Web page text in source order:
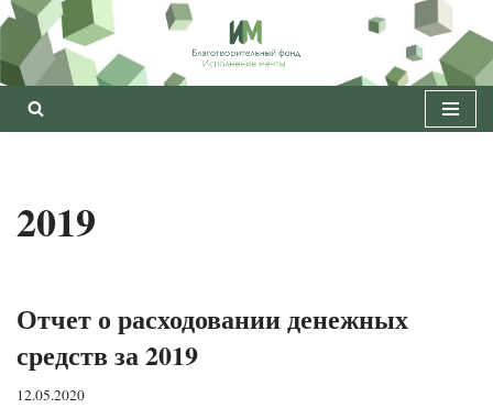
Перейти
к
содержимому
2019
Отчет о расходовании денежных
средств за 2019
12.05.2020